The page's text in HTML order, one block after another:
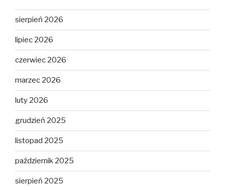
sierpień 2026
lipiec 2026
czerwiec 2026
marzec 2026
luty 2026
grudzień 2025
listopad 2025
październik 2025
sierpień 2025